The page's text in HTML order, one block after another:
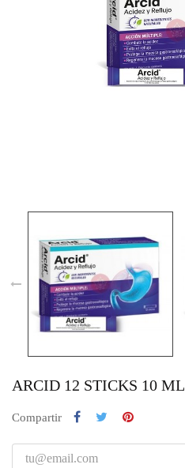
ARCID 12 STICKS 10 ML
Compartir